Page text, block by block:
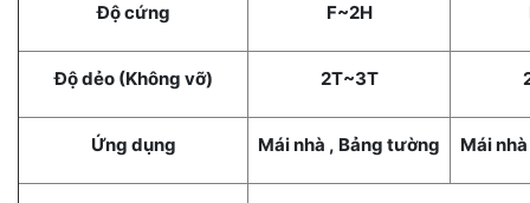
Độ cứng F~2H
Độ dẻo (Không vỡ) 2T~3T
Ứng dụng Mái nhà , Bảng tường Mái